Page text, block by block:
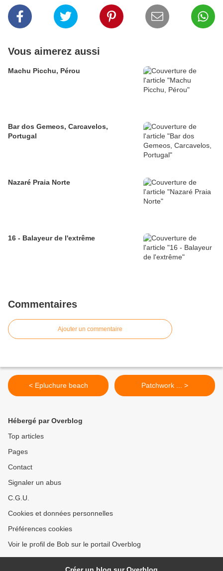
Vous aimerez aussi
Machu Picchu, Pérou
Bar dos Gemeos, Carcavelos,
Portugal
Nazaré Praia Norte
16 - Balayeur de l'extrême
Commentaires
Ajouter un commentaire
< Epluchure beach Patchwork ... >
Hébergé par Overblog
Top articles
Pages
Contact
Signaler un abus
C.G.U.
Cookies et données personnelles
Préférences cookies
Voir le profil de Bob sur le portail Overblog